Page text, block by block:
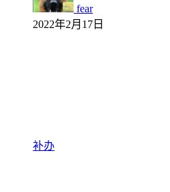
fear
2022年2月17日
补办